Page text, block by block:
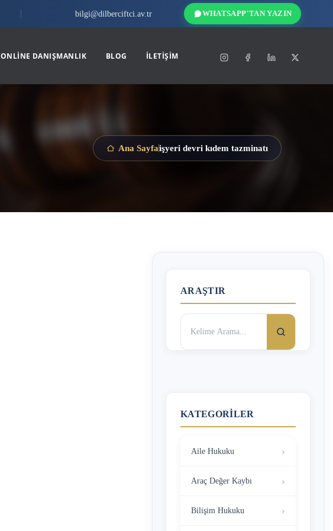
bilgi@dilberciftci.av.tr WHATSAPP'TAN YAZIN
ONLINE DANIŞMANLIK BLOG İLETIŞIM
Ana Sayfaişyeri devri kıdem tazminatı
ARAŞTIR
Arama:
KATEGORILER
Aile Hukuku
Araç Değer Kaybı
Bilişim Hukuku